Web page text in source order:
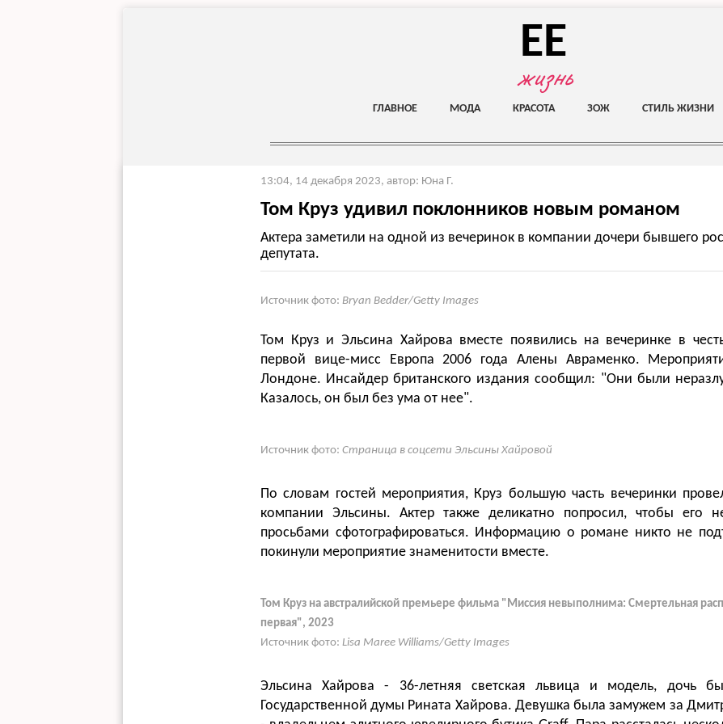
EE
жизнь
ГЛАВНОЕ МОДА КРАСОТА ЗОЖ СТИЛЬ ЖИЗНИ
13:04, 14 декабря 2023, автор: Юна Г.
Том Круз удивил поклонников новым романом
Актера заметили на одной из вечеринок в компании дочери бывшего
депутата.
Источник фото: Bryan Bedder/Getty Images
Том Круз и Эльсина Хайрова вместе появились на вечеринке в
первой вице-мисс Европа 2006 года Алены Авраменко.
Лондоне. Инсайдер британского издания сообщил: "Они были
Казалось, он был без ума от нее".
Источник фото: Страница в соцсети Эльсины Хайровой
По словам гостей мероприятия, Круз большую часть вечеринки
компании Эльсины. Актер также деликатно попросил, чтобы его
просьбами сфотографироваться. Информацию о романе никто не
покинули мероприятие знаменитости вместе.
Том Круз на австралийской премьере фильма "Миссия невыполнима: Смертельная
первая", 2023
Источник фото: Lisa Maree Williams/Getty Images
Эльсина Хайрова - 36-летняя светская львица и модель, дочь
Государственной думы Рината Хайрова. Девушка была замужем за